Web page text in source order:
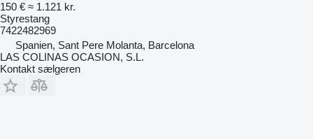
150 € ≈ 1.121 kr.
Styrestang
7422482969
Spanien, Sant Pere Molanta, Barcelona
LAS COLINAS OCASION, S.L.
Kontakt sælgeren